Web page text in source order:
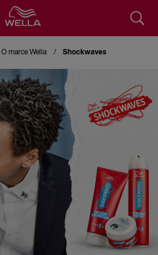
O marce Wella Shockwaves